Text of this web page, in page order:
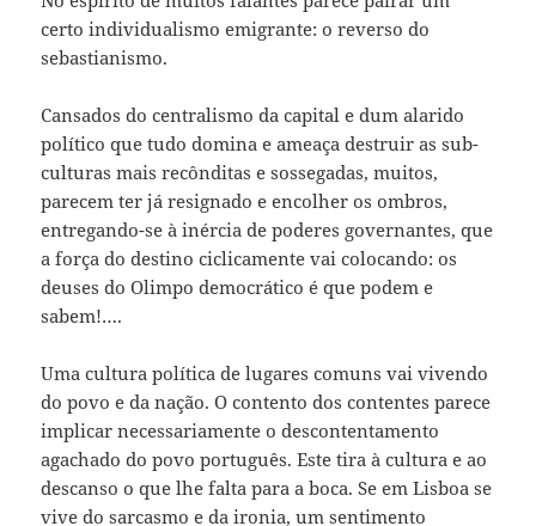
certo individualismo emigrante: o reverso do
sebastianismo.
Cansados do centralismo da capital e dum alarido
político que tudo domina e ameaça destruir as sub-
culturas mais recônditas e sossegadas, muitos,
parecem ter já resignado e encolher os ombros,
entregando-se à inércia de poderes governantes, que
a força do destino ciclicamente vai colocando: os
deuses do Olimpo democrático é que podem e
sabem!….
Uma cultura política de lugares comuns vai vivendo
do povo e da nação. O contento dos contentes parece
implicar necessariamente o descontentamento
agachado do povo português. Este tira à cultura e ao
descanso o que lhe falta para a boca. Se em Lisboa se
vive do sarcasmo e da ironia, um sentimento